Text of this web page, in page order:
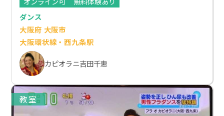
ダンス
大阪府 大阪市
大阪環状線・西九条駅
カピオラニ吉田千恵
教室